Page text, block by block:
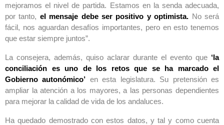
mejoramos el nivel de partida. Estamos en la senda adecuada,
por tanto, el mensaje debe ser positivo y optimista. No será
fácil, nos aguardan desafíos importantes, pero en esto tenemos
que estar siempre juntos”.
La consejera, además, quiso aclarar durante el evento que ‘la
conciliación es uno de los retos que se ha marcado el
Gobierno autonómico’ en esta legislatura. Su pretensión es
ampliar la atención a los mayores, a las personas dependientes
para mejorar la calidad de vida de los andaluces.
Ha quedado demostrado con estos datos, y tal y como cuenta